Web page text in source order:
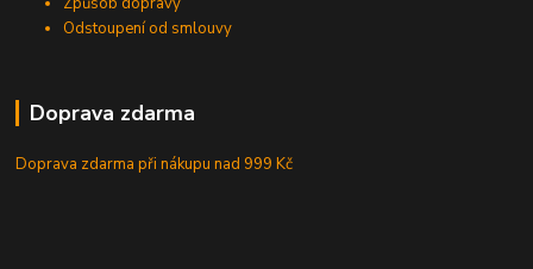
Odstoupení od smlouvy
Doprava zdarma
Doprava zdarma při nákupunad 999 Kč